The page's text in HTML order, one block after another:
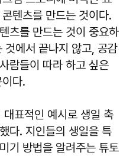
텐츠를 만드는 것이다.
츠를 만드는 것이 중요하
것에서 끝나지 않고, 공감
람들이 따라 하고 싶은
다.
대표적인 예시로 생일 축
다. 지인들의 생일을 특
기 방법을 알려주는 튜토